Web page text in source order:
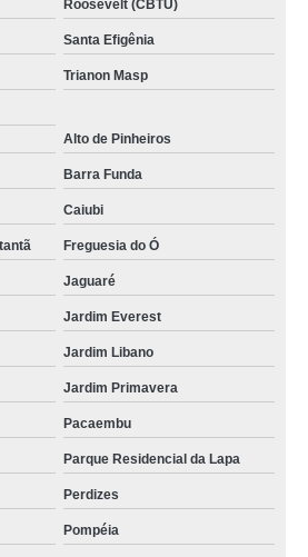
samsung preço Vila Caborne
Bixiga
secadora a gas jardim picolo
samsung lavadora e secadora Vila
samsung sitio manda aqui
secadora Higienópolis
enxuta preço Vila Buarque
de roupa orçamento Jaguaré
secadora de roupa Jardim Everest
Aclimação
secadora samsung Vila Butantã
secadora enxuta Consolação
samsung preço casa verde
Roosevelt (CBTU)
Santa Efigênia
Trianon Masp
Alto de Pinheiros
Barra Funda
Caiubi
Freguesia do Ó
Jaguaré
Jardim Everest
Jardim Libano
Jardim Primavera
Pacaembu
Parque Residencial da Lapa
Perdizes
Pompéia